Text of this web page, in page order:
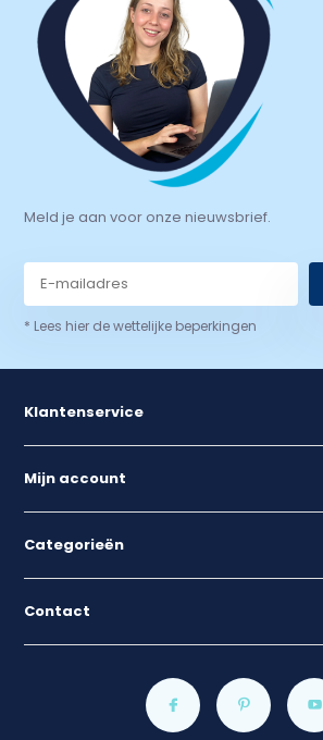
Meld je aan voor onze nieuwsbrief.
* Lees hier de wettelijke beperkingen
Klantenservice
Mijn account
Categorieën
Contact